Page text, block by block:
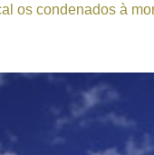
os condenados à